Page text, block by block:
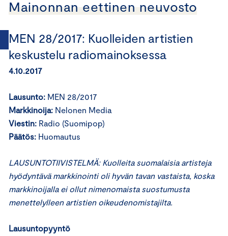
Mainonnan eettinen neuvosto
MEN 28/2017: Kuolleiden artistien
keskustelu radiomainoksessa
4.10.2017
Lausunto: MEN 28/2017
Markkinoija: Nelonen Media
Viestin: Radio (Suomipop)
Päätös: Huomautus
LAUSUNTOTIIVISTELMÄ: Kuolleita suomalaisia artisteja
hyödyntävä markkinointi oli hyvän tavan vastaista, koska
markkinoijalla ei ollut nimenomaista suostumusta
menettelylleen artistien oikeudenomistajilta.
Lausuntopyyntö